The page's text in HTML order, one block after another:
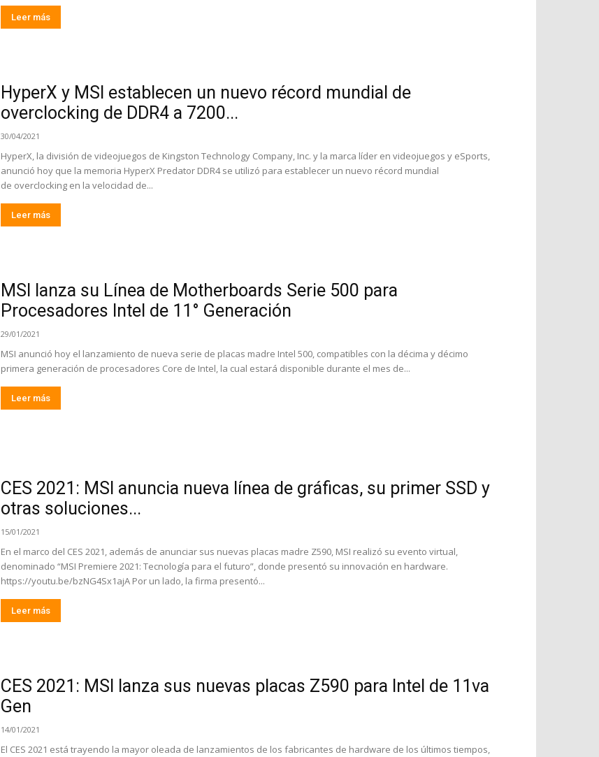
Leer más
HyperX y MSI establecen un nuevo récord mundial de
overclocking de DDR4 a 7200...
30/04/2021
HyperX, la división de videojuegos de Kingston Technology Company, Inc. y la marca líder en videojuegos y eSports,
anunció hoy que la memoria HyperX Predator DDR4 se utilizó para establecer un nuevo récord mundial
de overclocking en la velocidad de...
Leer más
MSI lanza su Línea de Motherboards Serie 500 para
Procesadores Intel de 11° Generación
29/01/2021
MSI anunció hoy el lanzamiento de nueva serie de placas madre Intel 500, compatibles con la décima y décimo
primera generación de procesadores Core de Intel, la cual estará disponible durante el mes de...
Leer más
CES 2021: MSI anuncia nueva línea de gráficas, su primer SSD y
otras soluciones...
15/01/2021
En el marco del CES 2021, además de anunciar sus nuevas placas madre Z590, MSI realizó su evento virtual,
denominado “MSI Premiere 2021: Tecnología para el futuro”, donde presentó su innovación en hardware.
https://youtu.be/bzNG4Sx1ajA Por un lado, la firma presentó...
Leer más
CES 2021: MSI lanza sus nuevas placas Z590 para Intel de 11va
Gen
14/01/2021
El CES 2021 está trayendo la mayor oleada de lanzamientos de los fabricantes de hardware de los últimos tiempos,